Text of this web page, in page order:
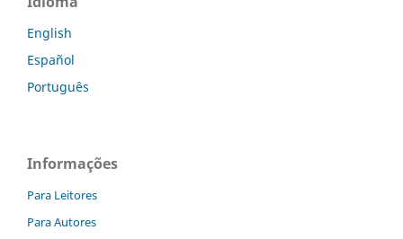
English
Español
Português
Informações
Para Leitores
Para Autores